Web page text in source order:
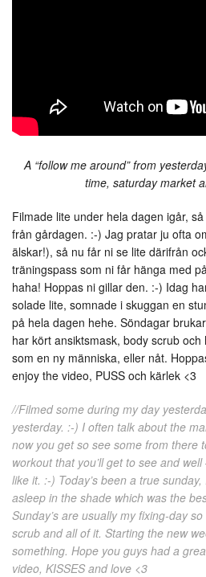
A “follow me around” from
time, saturday market
Filmade lite under hela dagen igår,
från gårdagen. :-) Jag pratar ju ofta
älskar!), så nu får ni se lite därifrån
träningspass som ni får hänga med
haha! Hoppas ni gillar den. :-) Idag
solade lite, somnade i skuggan en
på hela dagen hehe. Söndagar
har kört ansiktsmask, body scrub
som en ny människa, eller nåt.
enjoy the video, PUSS och kärlek <3
//Filmed some during my day
yesterday. :-) I often talk about the
now you get so see some from there
workout that you’ll get to see and
like it. :-) Today’s been a true
asleep in the shade which was the
Sunday’s are usually my fixing-day
scrub and all of it. Starting the new
something. Hope you guys had a
video, KISSES and love <3